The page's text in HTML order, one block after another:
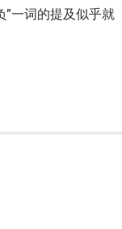
一词的提及似乎就